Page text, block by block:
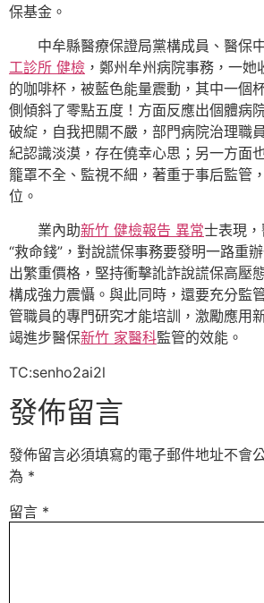
保基金。
中牟縣醫療保證局黨構成員、醫保
工診所 健檢 ，鄭州牟州病院事務，一
的咖啡杯，被藍色能量震動，其中一個
側傾斜了零點五度！方面反應出個體病
破綻，自我把關不嚴，部門病院治理職
紀認識淡漠，存在僥幸心思；另一方面
籠罩不全、監視不細，著重于事后監管
位。
業內助新竹 健檢報告 異常士表現
“救命錢”，對說謊保事務要發明一路重
出繁重價格，堅持衝擊訛詐說謊保高壓
構成強力震懾。與此同時，還要充分監
管職員的專門研究才能培訓，激勵應用
竭進步醫保新竹 家醫科監管的效能。
TC:senho2ai2l
發佈留言
發佈留言必須填寫的電子郵件地址不會
為 *
留言 *